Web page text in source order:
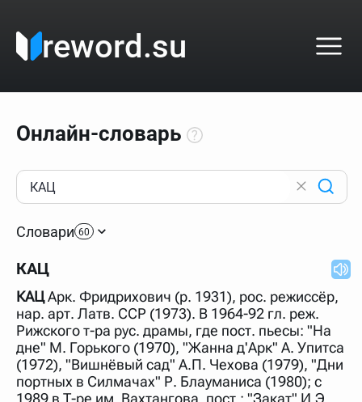
reword.su
Онлайн-словарь
Как пользоваться онлайн-словарём?
которого интересует. Система автоматически подберёт
варианты по начальным буквам и покажет их во
вариантов, откроется страница со словарными
Если точное написание слова неизвестно (как в
кроссворде), неизвестную букву можно заменить
подстановочным знаком звёздочкой (*), а несколько
неизвестных букв — процентом (%). В этом случае меню
с вариантами работать не будет, а после ввода запроса
нужно будет нажать на кнопку "Найти".
Для более сложных случаев существует возможность
Словари 60
КАЦ
КАЦАрк. Фридрихович (р. 1931), рос. режиссёр,
нар. арт. Латв. ССР (1973). В 1964-92 гл. реж.
Рижского т-ра рус. драмы, где пост. пьесы: "На
дне" М. Горького (1970), "Жанна д'Арк" А. Упитса
(1972), "Вишнёвый сад" А.П. Чехова (1979), "Дни
портных в Силмачах" Р. Блауманиса (1980); с
1989 в Т-ре им. Вахтангова, пост.: "Закат" И.Э.